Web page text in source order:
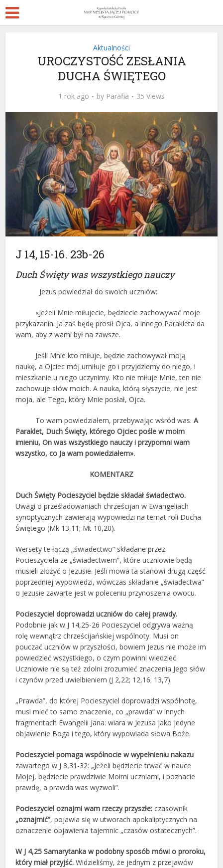
Aktualności
UROCZYSTOŚĆ ZESŁANIA
DUCHA ŚWIĘTEGO
1 rok ago by Parafia 35 Views
J 14, 15-16. 23b-26
Duch Święty was wszystkiego nauczy
Jezus powiedział do swoich uczniów:
«Jeżeli Mnie miłujecie, będziecie zachowywać moje
przykazania. Ja zaś będę prosił Ojca, a innego Parakleta da
wam, aby z wami był na zawsze.
Jeśli Mnie kto miłuje, będzie zachowywał moją
naukę, a Ojciec mój umiłuje go i przyjdziemy do niego, i
mieszkanie u niego uczynimy. Kto nie miłuje Mnie, ten nie
zachowuje słów moich. A nauka, którą słyszycie, nie jest
moja, ale Tego, który Mnie posłał, Ojca.
To wam powiedziałem, przebywając wśród was.A
Paraklet, Duch Święty, którego Ojciec pośle w moim
imieniu, On was wszystkiego nauczy i przypomni wam
wszystko, co Ja wam powiedziałem».
KOMENTARZ
Duch Święty Pocieszyciel będzie składał świadectwo.
Uwagi o prześladowaniach chrześcijan w Ewangeliach
synoptycznych zawierają wypowiedzi na temat roli Ducha
Świętego (Mk 13,11; Mt 10,20).
Wersety te łączą „świadectwo” składane przez
Pocieszyciela ze „świadectwem”, które uczniowie będą
musieli złożyć o Jezusie. Jeśli mowa ta stanowi drugą część
poprzedniej wypowiedzi, wówczas składanie „świadectwa”
o Jezusie zawarte jest w poleceniu przynoszenia owocu.
Pocieszyciel doprowadzi uczniów do całej prawdy.
Podobnie jak w J 14,25-26 Pocieszyciel odgrywa ważną
rolę wewnątrz chrześcijańskiej wspólnoty. Musi on
pouczać uczniów w przyszłości, bowiem Jezus nie może im
powiedzieć wszystkiego, o czym powinni wiedzieć.
Uczniowie nie są też zdolni zrozumieć znaczenia Jego słów
i czynów przed uwielbieniem (J 2,22; 12,16; 13,7).
„Prawda”, do której Pocieszyciel doprowadzi wspólnotę,
musi mieć to samo znaczenie, co „prawda” w innych
fragmentach Ewangelii Jana: wiara w Jezusa jako jedyne
objawienie Boga i tego, który wypowiada słowa Boże.
Pocieszyciel pomaga wspólnocie w wypełnieniu nakazu
zawartego w J 8,31-32: „Jeżeli będziecie trwać w nauce
Mojej, będziecie prawdziwie Moimi uczniami, i poznacie
prawdę, a prawda was wyzwoli”.
Pocieszyciel oznajmi wam rzeczy przyszłe:czasownik
„oznajmić”, pojawia się w utworach apokaliptycznych na
oznaczenie objawienia tajemnic „czasów ostatecznych”.
W J 4,25 Samarytanka w podobny sposób mówi o proroku,
który miał przyjść. Widzieliśmy, że jednym z przejawów